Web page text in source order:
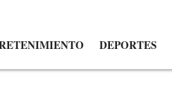
DEPORTES